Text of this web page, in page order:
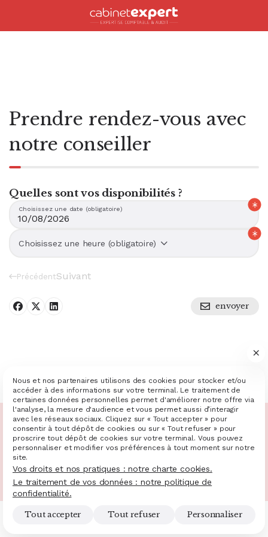
Accueil
Prendre rendez-vous avec
notre conseiller
Quelles sont vos disponibilités ?
Choisissez une date (obligatoire)
Choisissez une heure (obligatoire)
PrécédentSuivant
Partager sur facebook
Partager sur X
Publier sur Linkedin envoyer
Mentions légales et RGPDPlan du siteGestion des cookies
Charte cookiesPolitique de confidentialité
© 2025 - 2026 Site réalisé par Les Echos Publishing
Administration
Nous et nos partenaires utilisons des cookies pour stocker et/ou
accéder à des informations sur votre terminal. Le traitement de
certaines données personnelles permet d'améliorer notre offre via
l'analyse, la mesure d'audience et vous permet aussi d’interagir
avec les réseaux sociaux. Cliquez sur « Tout accepter » pour
consentir à tout dépôt de cookies ou sur « Tout refuser » pour
proscrire tout dépôt de cookies sur votre terminal. Vous pouvez
personnaliser et modifier vos préférences à tout moment sur notre
site.
Vos droits et nos pratiques : notre charte cookies.
Le traitement de vos données : notre politique de
confidentialité.
Tout accepter Tout refuser Personnaliser